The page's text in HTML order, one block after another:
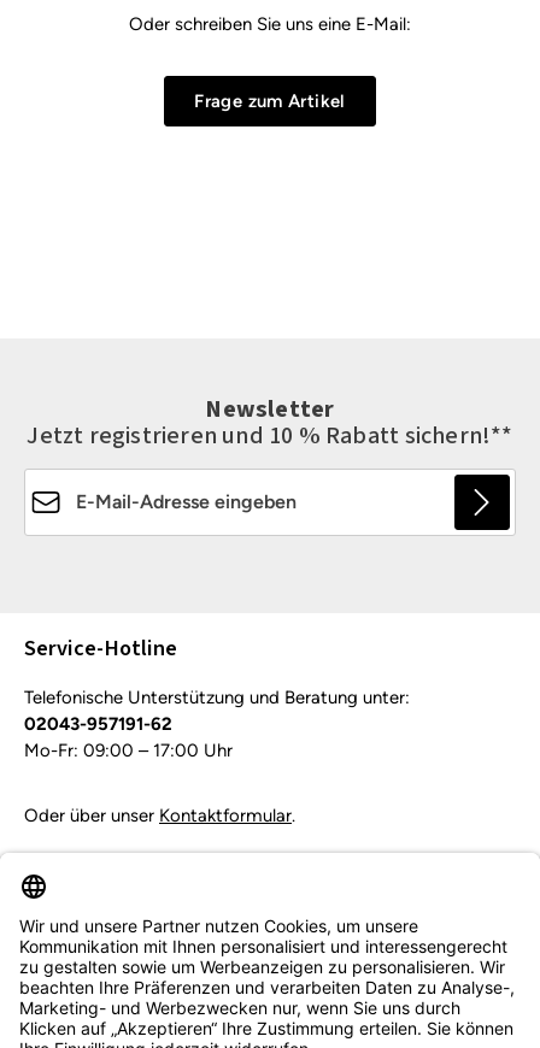
Oder schreiben Sie uns eine E-Mail:
Frage zum Artikel
Newsletter
Jetzt registrieren und 10 % Rabatt sichern!**
Service-Hotline
Telefonische Unterstützung und Beratung unter:
02043-957191-62
Mo-Fr: 09:00 – 17:00 Uhr
Oder über unser Kontaktformular.
Service & Beratung